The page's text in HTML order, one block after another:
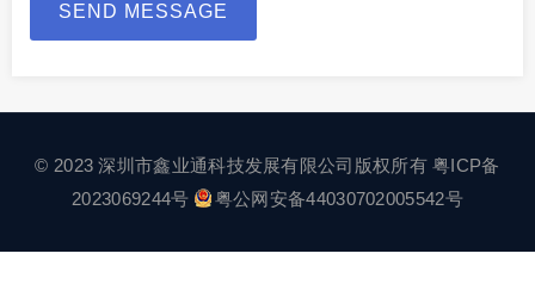
SEND MESSAGE
© 2023 深圳市鑫业通科技发展有限公司版权所有粤ICP备
2023069244号
粤公网安备44030702005542号